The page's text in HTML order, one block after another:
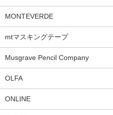
MONTEVERDE
mtマスキングテープ
Musgrave Pencil Company
OLFA
ONLINE